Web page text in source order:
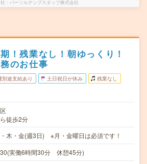
パーソルテンプスタッフ株式会社
！残業なし！朝ゆっくり！
のお仕事
別途支給あり 土日祝日が休み 残業なし
徒歩2分
木・金(週3日) ※月・金曜日は必須です！
実働6時間30分 休憩45分)